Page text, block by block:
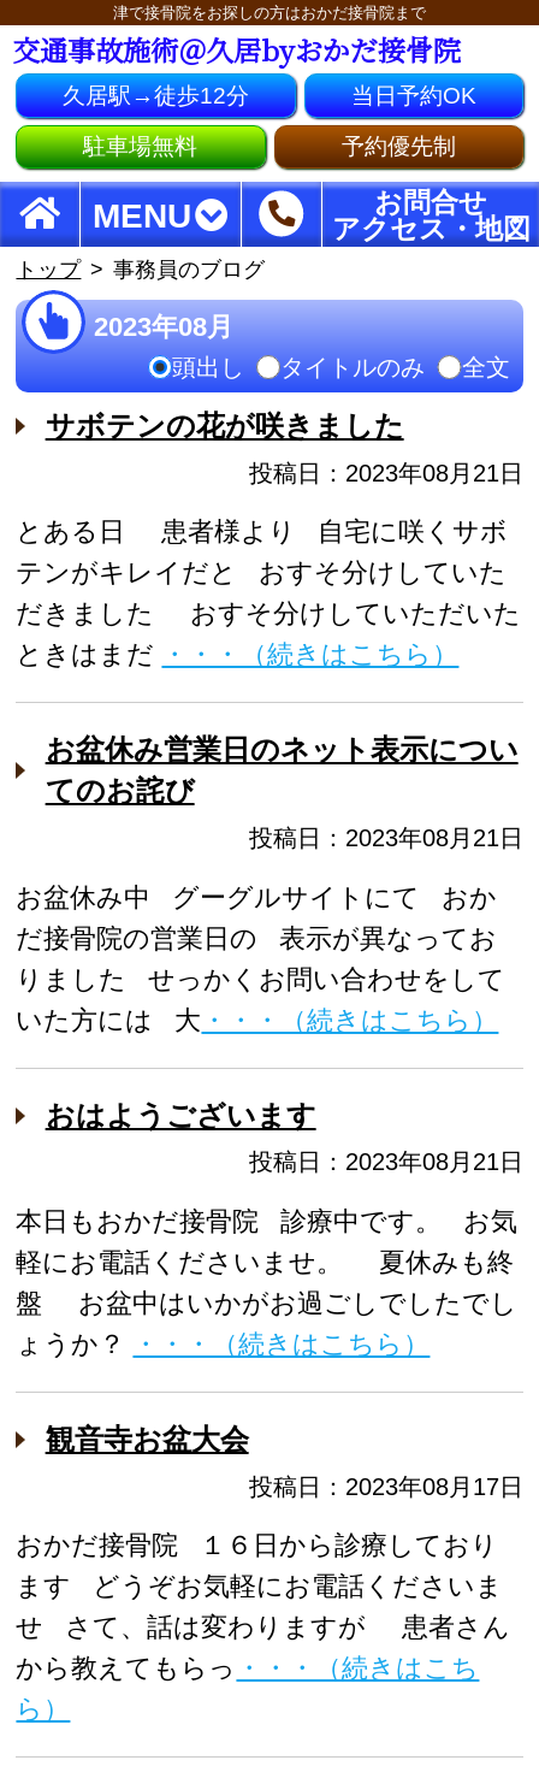
津で接骨院をお探しの方はおかだ接骨院まで
交通事故施術＠久居byおかだ接骨院
久居駅→徒歩12分 当日予約OK
駐車場無料 予約優先制
MENU
お問合せ
アクセス・地図
トップ 事務員のブログ
2023年08月
頭出し タイトルのみ 全文
サボテンの花が咲きました
投稿日：2023年08月21日
とある日 患者様より 自宅に咲くサボ
テンがキレイだと おすそ分けしていた
だきました おすそ分けしていただいた
ときはまだ
・・・（続きはこちら）
お盆休み営業日のネット表示につい
てのお詫び
投稿日：2023年08月21日
お盆休み中 グーグルサイトにて おか
だ接骨院の営業日の 表示が異なってお
りました せっかくお問い合わせをして
いた方には 大 ・・・（続きはこちら）
おはようございます
投稿日：2023年08月21日
本日もおかだ接骨院 診療中です。 お気
軽にお電話くださいませ。 夏休みも終
盤 お盆中はいかがお過ごしでしたでし
ょうか？
・・・（続きはこちら）
観音寺お盆大会
投稿日：2023年08月17日
おかだ接骨院 １６日から診療しており
ます どうぞお気軽にお電話くださいま
せ さて、話は変わりますが 患者さん
から教えてもらっ ・・・（続きはこち
ら）